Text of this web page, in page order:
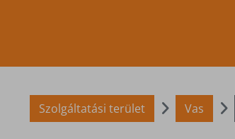
Szolgáltatási terület Vas